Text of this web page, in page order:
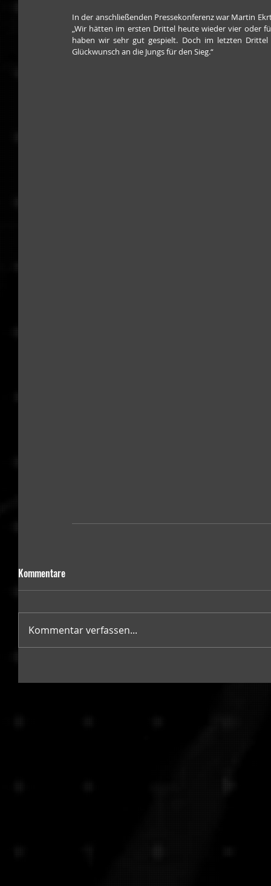
In der anschließenden Pressekonferenz war Martin
„Wir hätten im ersten Drittel heute wieder vier oder
haben wir sehr gut gespielt. Doch im letzten
Glückwunsch an die Jungs für den Sieg.“
Kommentare
Kommentar verfassen...